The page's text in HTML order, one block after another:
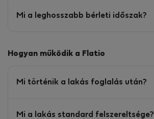
Mi a leghosszabb bérleti időszak?
Hogyan működik a Flatio
Mi történik a lakás foglalás után?
Mi a lakás standard felszereltsége?